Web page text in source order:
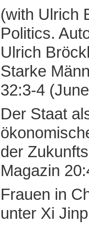
(with Ulrich
Politics.
Ulrich
Starke
32:3-4
Der Staat
der
Magazin
Frauen in
unter Xi